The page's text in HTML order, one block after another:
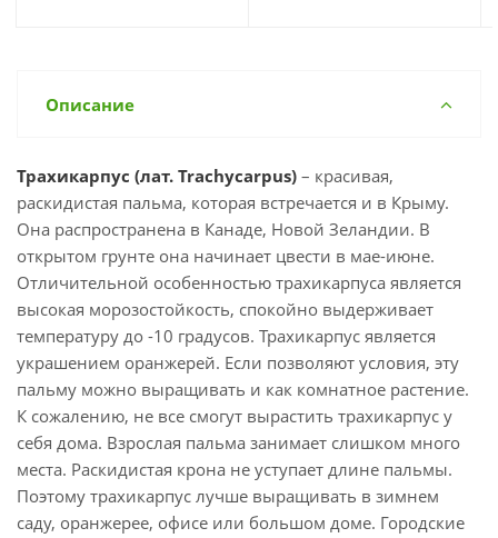
Описание
Трахикарпус (лат. Trachycarpus) – красивая,
раскидистая пальма, которая встречается и в Крыму.
Она распространена в Канаде, Новой Зеландии. В
открытом грунте она начинает цвести в мае-июне.
Отличительной особенностью трахикарпуса является
высокая морозостойкость, спокойно выдерживает
температуру до -10 градусов. Трахикарпус является
украшением оранжерей. Если позволяют условия, эту
пальму можно выращивать и как комнатное растение.
К сожалению, не все смогут вырастить трахикарпус у
себя дома. Взрослая пальма занимает слишком много
места. Раскидистая крона не уступает длине пальмы.
Поэтому трахикарпус лучше выращивать в зимнем
саду, оранжерее, офисе или большом доме. Городские